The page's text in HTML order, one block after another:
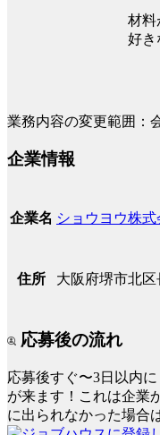
材料
好き
業務内容の変更範囲：
企業情報
企業名 ショウヨウ株式
住所 大阪府堺市北
応募後の流れ
応募後すぐ〜3日以内に
が来ます！これは企業
に出られなかった場合